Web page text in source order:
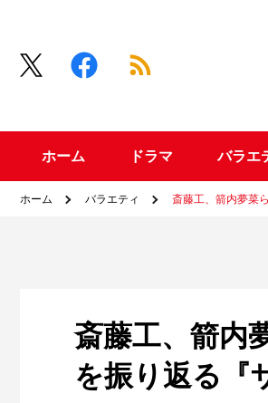
ホーム ドラマ バラエ
ホーム バラエティ 斎藤工、箭内夢菜
斎藤工、箭内
を振り返る『